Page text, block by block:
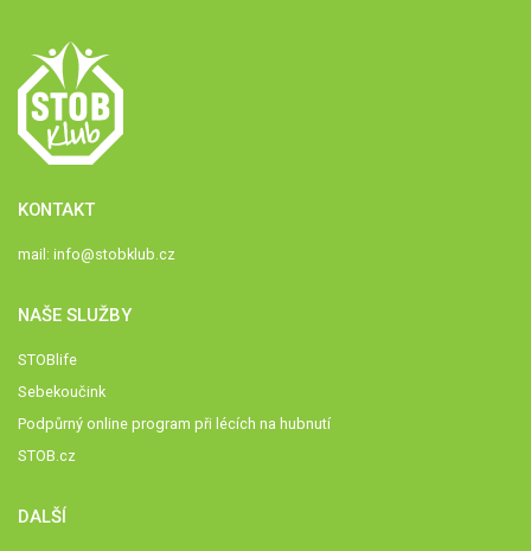
KONTAKT
mail: info@stobklub.cz
NAŠE SLUŽBY
STOBlife
Sebekoučink
Podpůrný online program při lécích na hubnutí
STOB.cz
DALŠÍ